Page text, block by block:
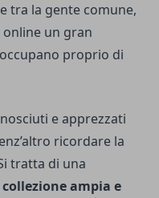
tra la gente comune,
un gran
proprio di
e apprezzati
ricordare la
tratta di una
collezione ampia e